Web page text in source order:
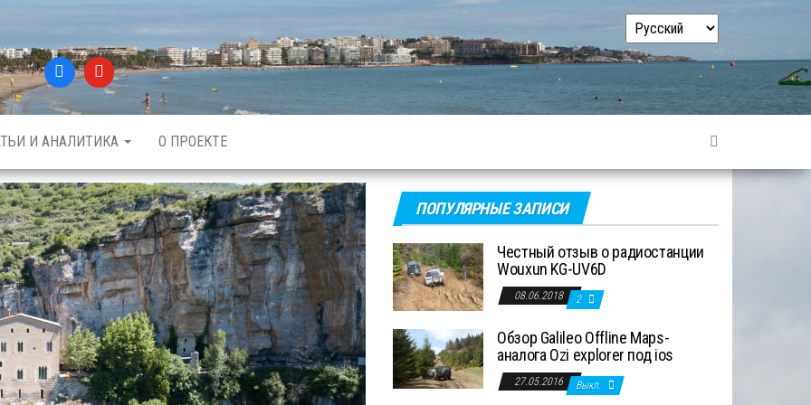
Выбрать
язык
И АНАЛИТИКА О ПРОЕКТЕ
ПОПУЛЯРНЫЕ ЗАПИСИ
Честный отзыв о радиостанции
Wouxun KG-UV6D
08.06.2018 2
Обзор Galileo Offline Maps-
аналога Ozi explorer под ios
27.05.2016 Выкл.